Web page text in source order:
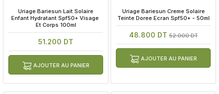
Uriage Bariesun Lait Solaire
Enfant Hydratant Spf50+ Visage
Et Corps 100ml
51.200 DT
AJOUTER AU PANIER
Uriage Bariesun Creme Solaire
Teinte Doree Ecran Spf50+ - 50ml
48.800 DT52.000 DT
AJOUTER AU PANIER